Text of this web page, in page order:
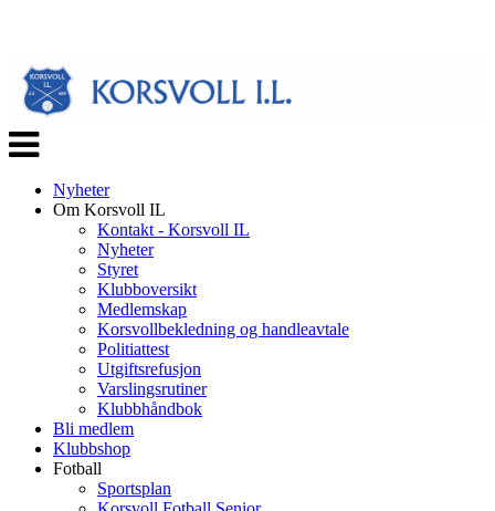
Veksle
navigasjon
Nyheter
Om Korsvoll IL
Kontakt - Korsvoll IL
Nyheter
Styret
Klubboversikt
Medlemskap
Korsvollbekledning og handleavtale
Politiattest
Utgiftsrefusjon
Varslingsrutiner
Klubbhåndbok
Bli medlem
Klubbshop
Fotball
Sportsplan